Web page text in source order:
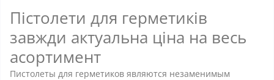
Пістолети для герметиків
завжди актуальна ціна на весь
асортимент
Пистолеты для герметиков являются незаменимым